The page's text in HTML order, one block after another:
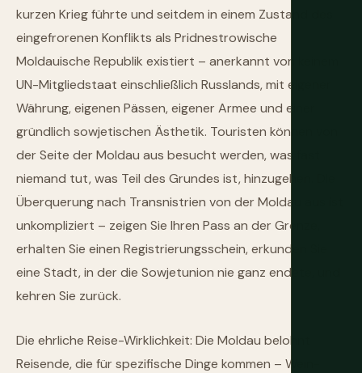
kurzen Krieg führte und seitdem in einem Zustand des
eingefrorenen Konflikts als Pridnestrowische
Moldauische Republik existiert – anerkannt von keinem
UN-Mitgliedstaat einschließlich Russlands, mit eigener
Währung, eigenen Pässen, eigener Armee und einer
gründlich sowjetischen Ästhetik. Touristen können von
der Seite der Moldau aus besucht werden, was fast
niemand tut, was Teil des Grundes ist, hinzugehen. Die
Überquerung nach Transnistrien von der Moldau aus ist
unkompliziert – zeigen Sie Ihren Pass an der Grenze,
erhalten Sie einen Registrierungsschein, erkunden Sie
eine Stadt, in der die Sowjetunion nie ganz endete, und
kehren Sie zurück.
Die ehrliche Reise-Wirklichkeit: Die Moldau belohnt
Reisende, die für spezifische Dinge kommen – Wein-